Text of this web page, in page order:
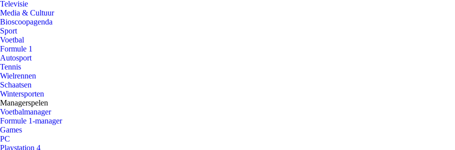
Televisie
Media & Cultuur
Bioscoopagenda
Sport
Voetbal
Formule 1
Autosport
Tennis
Wielrennen
Schaatsen
Wintersporten
Managerspelen
Voetbalmanager
Formule 1-manager
Games
PC
Playstation 4